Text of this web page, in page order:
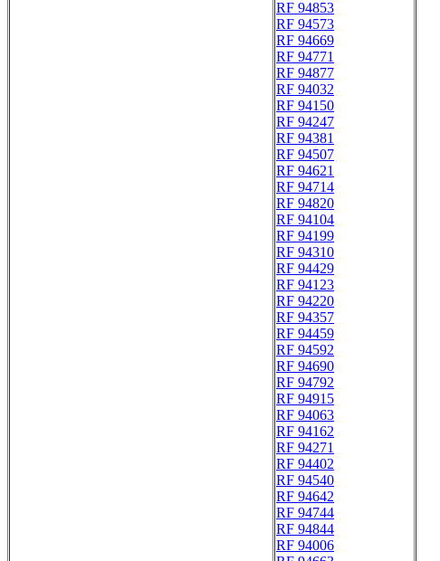
RF 94853
RF 94573
RF 94669
RF 94771
RF 94877
RF 94032
RF 94150
RF 94247
RF 94381
RF 94507
RF 94621
RF 94714
RF 94820
RF 94104
RF 94199
RF 94310
RF 94429
RF 94123
RF 94220
RF 94357
RF 94459
RF 94592
RF 94690
RF 94792
RF 94915
RF 94063
RF 94162
RF 94271
RF 94402
RF 94540
RF 94642
RF 94744
RF 94844
RF 94006